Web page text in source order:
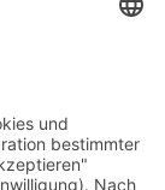
e.V.